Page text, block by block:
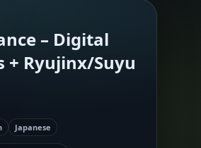
– Digital
+ Ryujinx/Suyu
Japanese